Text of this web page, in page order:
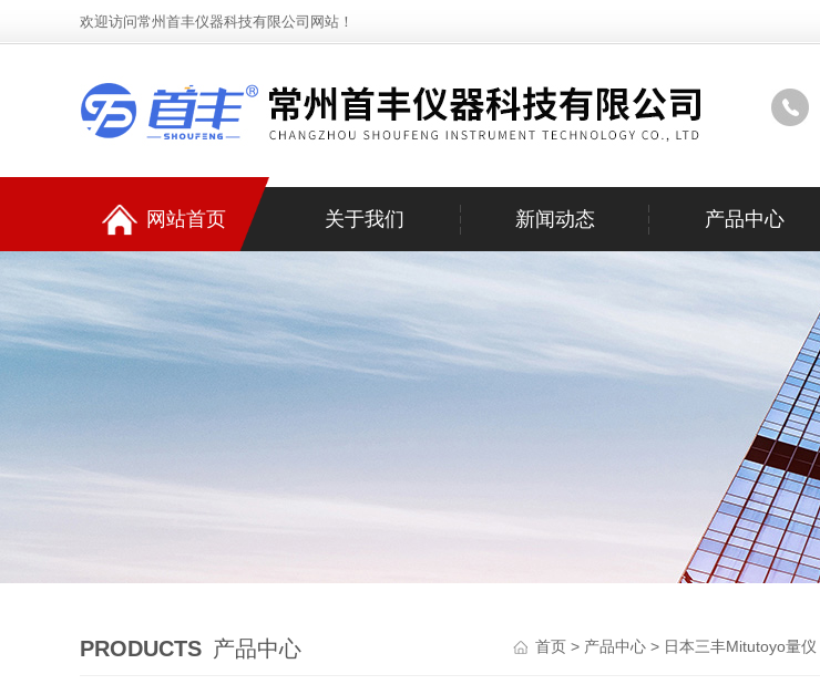
欢迎访问常州首丰仪器科技有限公司网站！
网站首页 关于我们 新闻动态 产品中心
PRODUCTS 产品中心 首页 > 产品中心 > 日本三丰Mitutoyo量仪